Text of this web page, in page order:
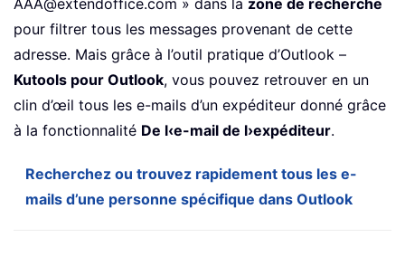
AAA@extendoffice.com » dans la zone de recherche
pour filtrer tous les messages provenant de cette
adresse. Mais grâce à l’outil pratique d’Outlook –
Kutools pour Outlook, vous pouvez retrouver en un
clin d’œil tous les e-mails d’un expéditeur donné grâce
à la fonctionnalité De l‹e-mail de l›expéditeur.
Recherchez ou trouvez rapidement tous les e-
mails d’une personne spécifique dans Outlook